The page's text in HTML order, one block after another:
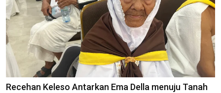
Recehan Keleso Antarkan Ema Della menuju Tanah